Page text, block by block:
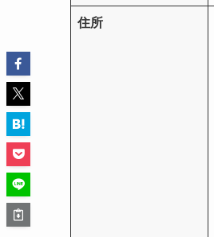
住所